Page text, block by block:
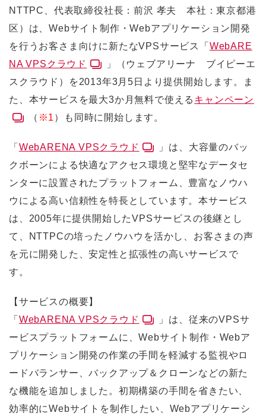
NTTPC、代表取締役社長：前沢 孝夫 本社：東京都港
区）は、Webサイト制作・Webアプリケーション開発
を行うお客さま向けに新たなVPSサービス「 WebARE
NA VPSクラウド
」（ウェブアリーナ ブイピーエ
スクラウド）を2013年3月5日より提供開始します。ま
た、本サービスを最大3か月無料で使える キャンペーン
（ ※1 ）も同時に開始します。
「 WebARENA VPSクラウド
」は、大容量のバッ
クボーンによる快適なアクセス環境と堅牢なデータセ
ンターに設置されたプラットフォーム、豊富なノウハ
ウによる高い信頼性を特長としています。本サービス
は、2005年に提供開始したVPSサービスの後継とし
て、NTTPCの培ったノウハウを活かし、お客さまの声
を元に開発した、安定性と拡張性の高いサービスで
す。
【サービスの概要】
「 WebARENA VPSクラウド
」は、従来のVPSサ
ービスプラットフォームに、Webサイト制作・Webア
プリケーション開発の作業の手間を軽減する監視やロ
ードバランサー、バックアップ＆クローンなどの新た
な機能を追加しました。初期構築の手間を省きたい、
効率的にWebサイトを制作したい、Webアプリケーシ